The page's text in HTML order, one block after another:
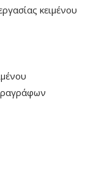
κειµένου